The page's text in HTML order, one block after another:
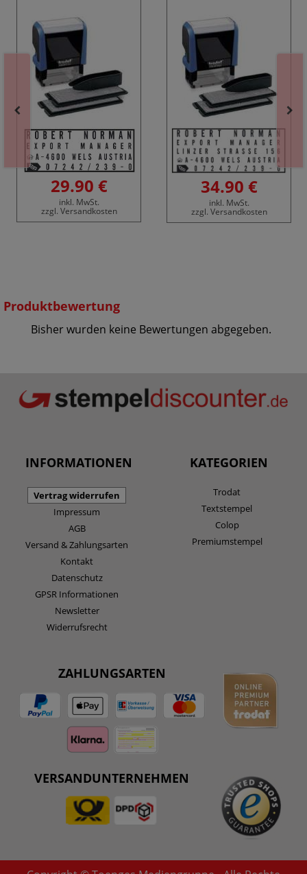
29.90 €
inkl. MwSt.
zzgl. Versandkosten
34.90 €
inkl. MwSt.
zzgl. Versandkosten
Produktbewertung
Bisher wurden keine Bewertungen abgegeben.
INFORMATIONEN
Vertrag widerrufen
Impressum
AGB
Versand & Zahlungsarten
Kontakt
Datenschutz
GPSR Informationen
Newsletter
Widerrufsrecht
KATEGORIEN
Trodat
Textstempel
Colop
Premiumstempel
ZAHLUNGSARTEN
VERSANDUNTERNEHMEN